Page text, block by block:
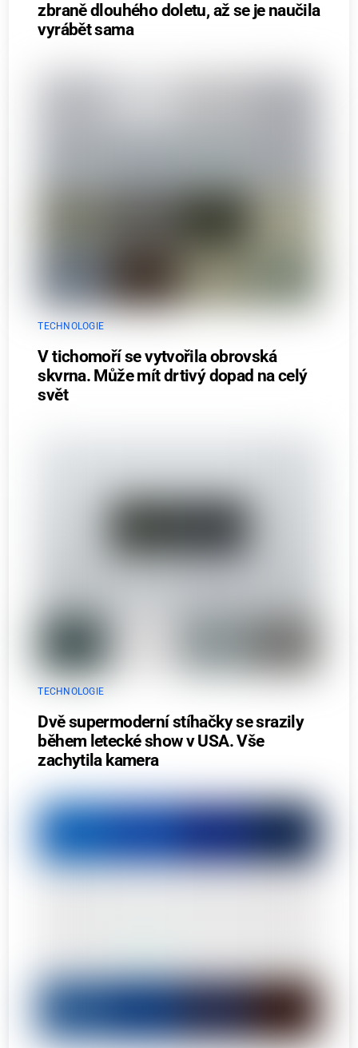
zbraně dlouhého doletu, až se je naučila
vyrábět sama
TECHNOLOGIE
V tichomoří se vytvořila obrovská
skvrna. Může mít drtivý dopad na celý
svět
TECHNOLOGIE
Dvě supermoderní stíhačky se srazily
během letecké show v USA. Vše
zachytila kamera